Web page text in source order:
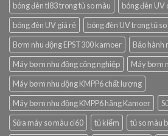
bóng đèn tl83 trong tủ so màu
bóng đèn UV
bóng đèn UV giá rẻ
bóng đèn UV trong tủ
Bơm nhu động EPST300 kamoer
Bảo hành
Máy bơm nhu động công nghiệp
Máy bơm
Máy bơm nhu động KMPP6 chất lượng
Máy bơm nhu động KMPP6 hãng Kamoer
Sửa máy so màu ci60
tủ kiểm tủ so màu